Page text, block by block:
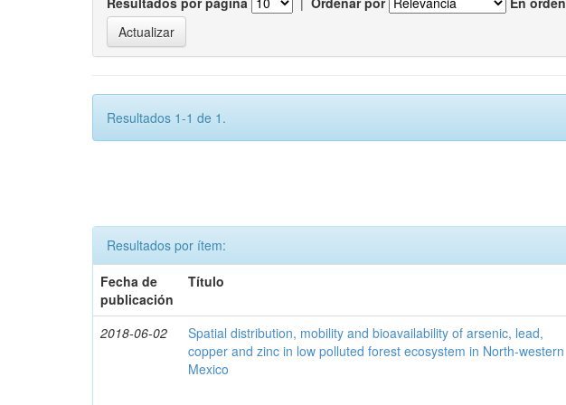
Resultados 1-1 de 1.
Resultados por ítem:
Fecha de
publicación
Título
2018-06-02
Spatial distribution, mobility and bioavailability of arsenic, lead,
copper and zinc in low polluted forest ecosystem in North-western
Mexico